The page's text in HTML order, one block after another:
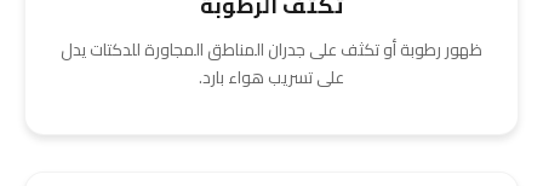
ظهور رطوبة أو تكثف على جدران المناطق المجاورة للدكتات يدل
على تسريب هواء بارد.